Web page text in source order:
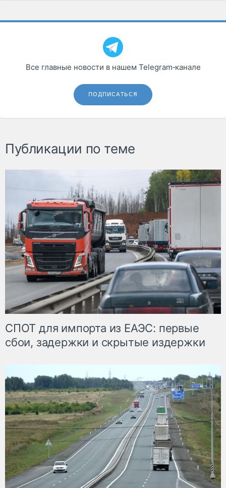
Все главные новости в нашем Telegram‑канале
ПОДПИСАТЬСЯ
Публикации по теме
СПОТ для импорта из ЕАЭС: первые
сбои, задержки и скрытые издержки